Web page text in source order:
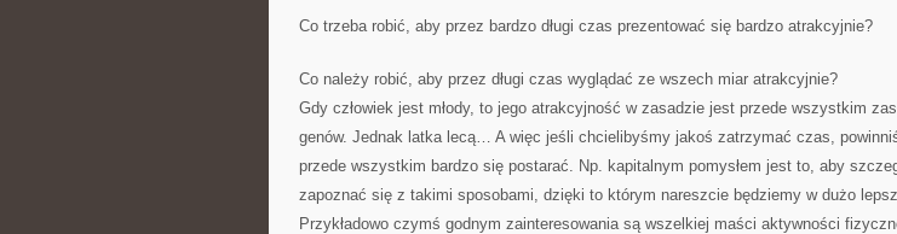
BYĆ
Co trzeba robić, aby przez bardzo długi czas prezentować się bardzo atrakcyjnie?
Co należy robić, aby przez długi czas wyglądać ze wszech miar atrakcyjnie?
Gdy człowiek jest młody, to jego atrakcyjność w zasadzie jest przede wszystkim
genów. Jednak latka lecą… A więc jeśli chcielibyśmy jakoś zatrzymać czas,
przede wszystkim bardzo się postarać. Np. kapitalnym pomysłem jest to, aby
zapoznać się z takimi sposobami, dzięki to którym nareszcie będziemy w dużo
Przykładowo czymś godnym zainteresowania są wszelkiej maści aktywności